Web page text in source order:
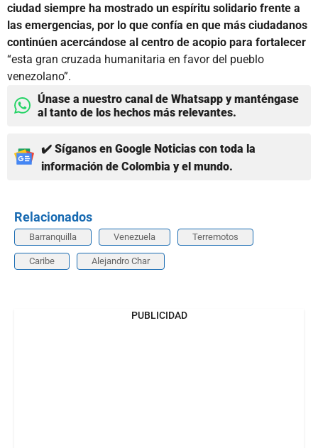
ciudad siempre ha mostrado un espíritu solidario frente a
las emergencias, por lo que confía en que más ciudadanos
continúen acercándose al centro de acopio para fortalecer
“esta gran cruzada humanitaria en favor del pueblo
venezolano”.
Únase a nuestro canal de Whatsapp y manténgase
al tanto de los hechos más relevantes.
✔️ Síganos en Google Noticias con toda la
información de Colombia y el mundo.
Relacionados
Barranquilla Venezuela Terremotos
Caribe Alejandro Char
PUBLICIDAD